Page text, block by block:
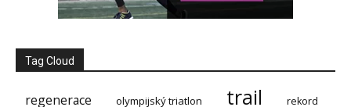
Tag Cloud
regenerace olympijský triatlon trail rekord